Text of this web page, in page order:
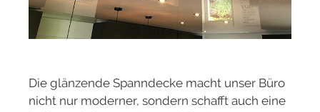
Die glänzende Spanndecke macht unser Büro
nicht nur moderner, sondern schafft auch eine